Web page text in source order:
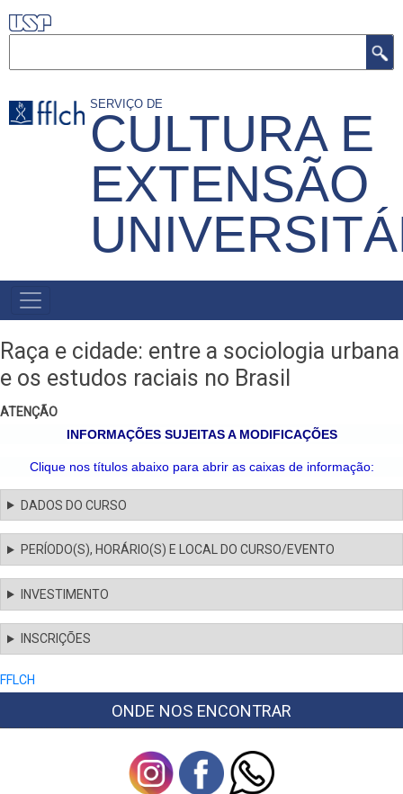
Pular
para
principal
SERVIÇO DE
CULTURA E
EXTENSÃO
MENU
PRIMÁRIO
Raça e cidade: entre a sociologia urbana
e os estudos raciais no Brasil
ATENÇÃO
INFORMAÇÕES SUJEITAS A MODIFICAÇÕES
Clique nos títulos abaixo para abrir as caixas de informação:
DADOS DO CURSO
PERÍODO(S), HORÁRIO(S) E LOCAL DO CURSO/EVENTO
INVESTIMENTO
INSCRIÇÕES
FFLCH
ONDE NOS ENCONTRAR